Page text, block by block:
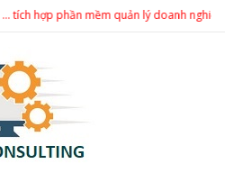
phần mềm quản lý doanh nghiệp theo